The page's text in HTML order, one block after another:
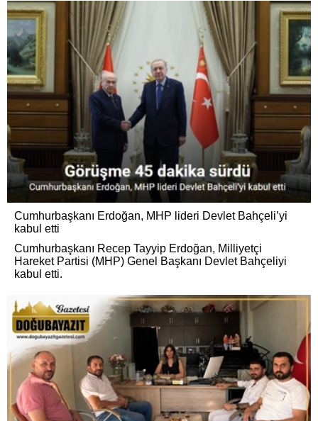
Cumhurbaşkanı Erdoğan, MHP lideri Devlet Bahçeli’yi
kabul etti
Cumhurbaşkanı Recep Tayyip Erdoğan, Milliyetçi
Hareket Partisi (MHP) Genel Başkanı Devlet Bahçeliyi
kabul etti.